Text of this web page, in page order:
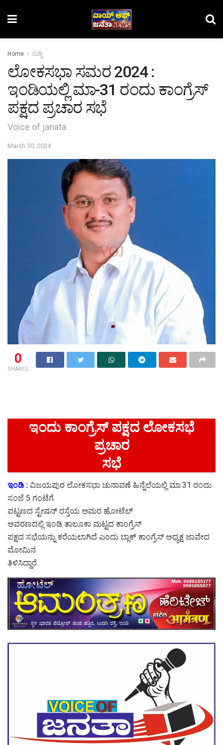
Home ಸುದ್ದಿ
ಲೋಕ‌ಸಭಾ ಸಮರ 2024 :
ಇಂಡಿಯಲ್ಲಿ ಮಾ-31 ರಂದು ಕಾಂಗ್ರೆಸ್
ಪಕ್ಷದ ಪ್ರಚಾರ ಸಭೆ
Voice of janata
March 30, 2024
0
SHARES
ಇಂದು ಕಾಂಗ್ರೆಸ್ ಪಕ್ಷದ ಲೋಕಸಭೆ
ಪ್ರಚಾರ
ಸಭೆ
ಇಂಡಿ : ವಿಜಯಪುರ ಲೋಕಸಭಾ ಚುನಾವಣೆ ಹಿನ್ನೆಲೆಯಲ್ಲಿ ಮಾ.31 ರಂದು
ಸಂಜೆ 5 ಗಂಟೆಗೆ
ಪಟ್ಟಣದ ಸ್ಟೇಷನ್ ರಸ್ತೆಯ ಅಮರ ಹೋಟೆಲ್
ಆವರಣದಲ್ಲಿ ಇಂಡಿ ತಾಲೂಕಾ ಮಟ್ಟದ ಕಾಂಗ್ರೆಸ್
ಪಕ್ಷದ ಸಭೆಯನ್ನು ಕರೆಯಲಾಗಿದೆ ಎಂದು ಬ್ಲಾಕ್ ಕಾಂಗ್ರೆಸ್ ಅಧ್ಯಕ್ಷ ಜಾವೇದ
ಮೋಮಿನ
ತಿಳಿಸಿದ್ದಾರೆ.